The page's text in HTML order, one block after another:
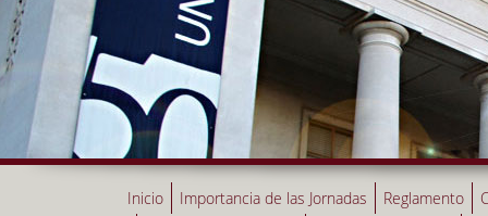
Inicio Importancia de las Jornadas Reglamento